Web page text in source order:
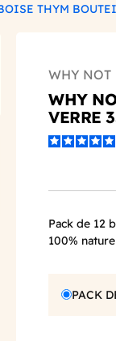
THYM
WHY NOT
WHY
VERRE
Pack de 12
100%
PACK